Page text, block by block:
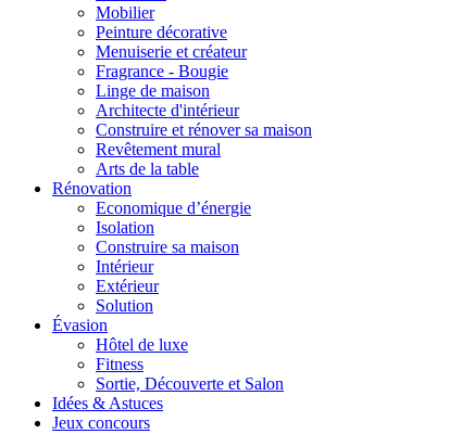
Mobilier
Peinture décorative
Menuiserie et créateur
Fragrance - Bougie
Linge de maison
Architecte d'intérieur
Construire et rénover sa maison
Revêtement mural
Arts de la table
Rénovation
Economique d’énergie
Isolation
Construire sa maison
Intérieur
Extérieur
Solution
Évasion
Hôtel de luxe
Fitness
Sortie, Découverte et Salon
Idées & Astuces
Jeux concours